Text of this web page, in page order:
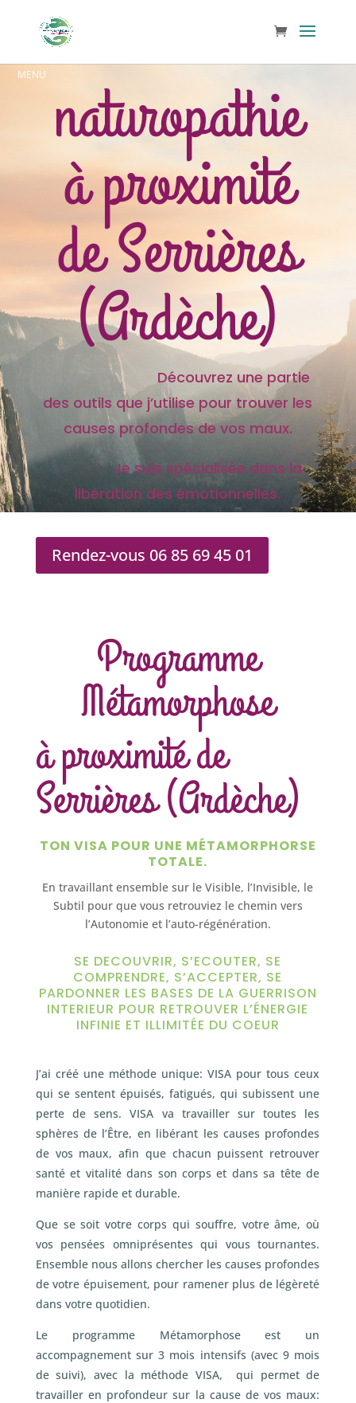
naturopathie
à proximité
de Serrières
(Ardèche)
Découvrez une partie
des outils que j’utilise pour trouver les
causes profondes de vos maux.
Je suis spécialisée dans la
libération des émotionnelles.
Rendez-vous 06 85 69 45 01
Programme
Métamorphose
à proximité de
Serrières (Ardèche)
TON VISA POUR UNE MÉTAMORPHORSE
TOTALE.
En travaillant ensemble sur le Visible, l’Invisible, le
Subtil pour que vous retrouviez le chemin vers
l’Autonomie et l’auto-régénération.
SE DECOUVRIR, S’ECOUTER, SE
COMPRENDRE, S’ACCEPTER, SE
PARDONNER LES BASES DE LA GUERRISON
INTERIEUR POUR RETROUVER L’ÉNERGIE
INFINIE ET ILLIMITÉE DU COEUR
J’ai créé une méthode unique: VISA pour tous ceux
qui se sentent épuisés, fatigués, qui subissent une
perte de sens. VISA va travailler sur toutes les
sphères de l’Être, en libérant les causes profondes
de vos maux, afin que chacun puissent retrouver
santé et vitalité dans son corps et dans sa tête de
manière rapide et durable.
Que se soit votre corps qui souffre, votre âme, où
vos pensées omniprésentes qui vous tournantes.
Ensemble nous allons chercher les causes profondes
de votre épuisement, pour ramener plus de légèreté
dans votre quotidien.
Le programme Métamorphose est un
accompagnement sur 3 mois intensifs (avec 9 mois
de suivi), avec la méthode VISA, qui permet de
travailler en profondeur sur la cause de vos maux: